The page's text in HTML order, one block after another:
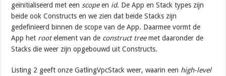
geïnitialiseerd met een scopeen id. De App en Stack types zijn
beide ook Constructs en we zien dat beide Stacks zijn
gedefinieerd binnen de scope van de App. Daarmee vormt de
App het rootelement van de construct treemet daaronder de
Stacks die weer zijn opgebouwd uit Constructs.
Listing 2 geeft onze GatlingVpcStack weer, waarin een high-level